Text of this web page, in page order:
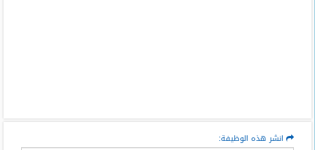
انشر هذه الوظيفة: